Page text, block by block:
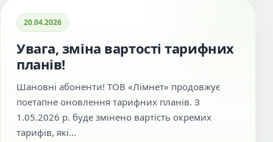
20.04.2026
Увага, зміна вартості тарифних
планів!
Шановні абоненти! ТОВ «Лімнет» продовжує
поетапне оновлення тарифних планів. З
1.05.2026 р. буде змінено вартість окремих
тарифів, які...